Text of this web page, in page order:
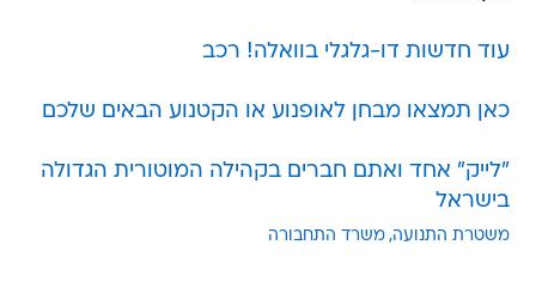
עוד חדשות דו-גלגלי בוואלה! רכב
כאן תמצאו מבחן לאופנוע או הקטנוע הבאים שלכם
"לייק" אחד ואתם חברים בקהילה המוטורית הגדולה
בישראל
משטרת התנועה משרד התחבורה